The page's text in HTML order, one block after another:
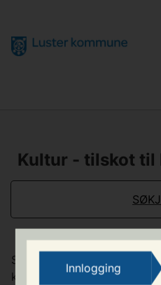
Innlogging
Kultur - tilskot til
Søknader skal handsamast
kommunal plan.